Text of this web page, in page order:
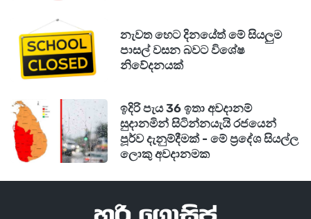
නැවත හෙට දිනයේත් මේ සියලුම
පාසල් වසන බවට විශේෂ
නිවේදනයක්
ඉදිරි පැය 36 ඉතා අවදානම්
සුදානමින් සිටින්නයැයි රජයෙන්
පූර්ව දැනුම්දීමක් - මේ ප්‍රදේශ සියල්ල
ලොකු අවදානමක